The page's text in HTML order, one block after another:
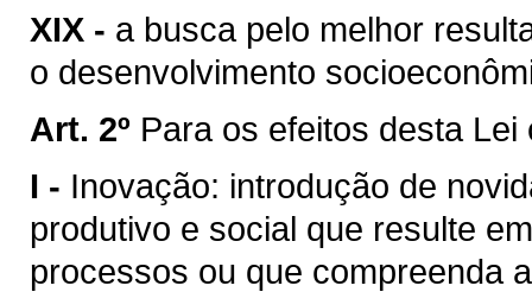
XIX - a busca pelo melhor
o desenvolvimento
Art. 2º Para os efeitos desta Lei
I - Inovação: introdução de
produtivo e social que resulte
processos ou que compreenda